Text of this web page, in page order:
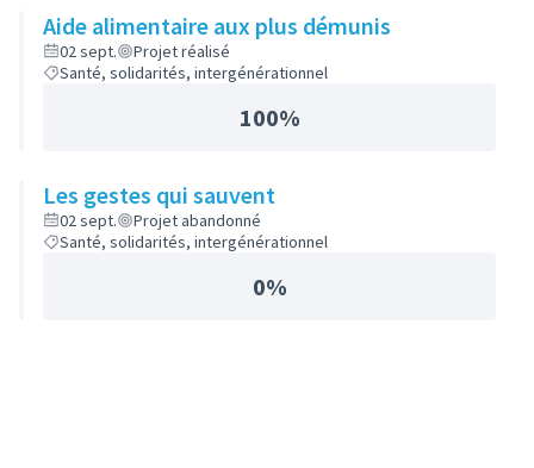
Aide alimentaire aux plus démunis
02 sept.
Projet réalisé
Santé, solidarités, intergénérationnel
100%
Les gestes qui sauvent
02 sept.
Projet abandonné
Santé, solidarités, intergénérationnel
0%